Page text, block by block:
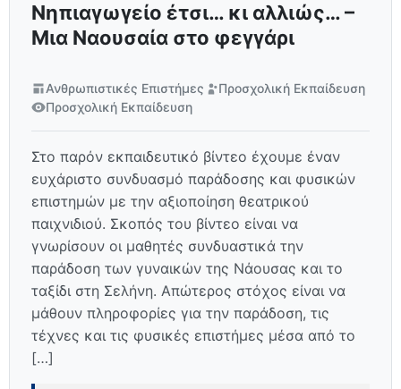
Νηπιαγωγείο έτσι… κι αλλιώς… –
Μια Ναουσαία στο φεγγάρι
Ανθρωπιστικές Επιστήμες
Προσχολική Εκπαίδευση
Προσχολική Εκπαίδευση
Στο παρόν εκπαιδευτικό βίντεο έχουμε έναν
ευχάριστο συνδυασμό παράδοσης και φυσικών
επιστημών με την αξιοποίηση θεατρικού
παιχνιδιού. Σκοπός του βίντεο είναι να
γνωρίσουν οι μαθητές συνδυαστικά την
παράδοση των γυναικών της Νάουσας και το
ταξίδι στη Σελήνη. Απώτερος στόχος είναι να
μάθουν πληροφορίες για την παράδοση, τις
τέχνες και τις φυσικές επιστήμες μέσα από το
[…]